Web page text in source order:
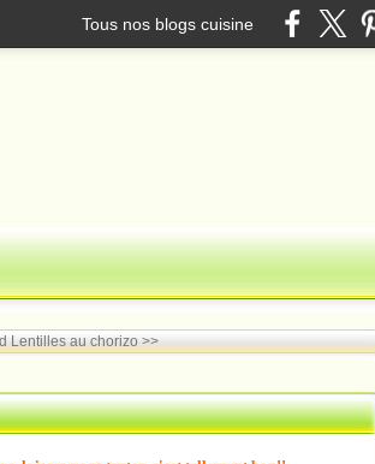
Tous nos blogs cuisine
Lentilles au chorizo >>